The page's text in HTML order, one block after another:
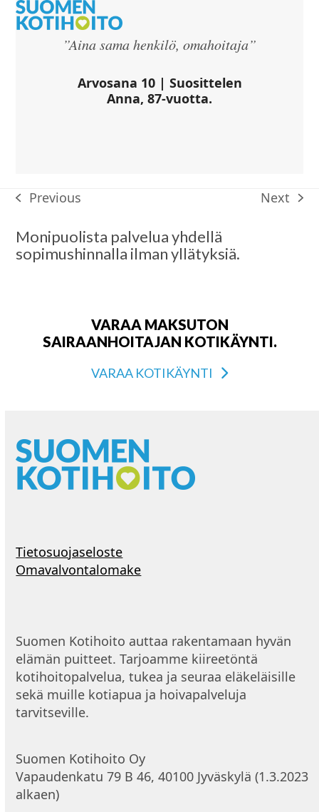
SkipOpen
mobile
Close
mobile
”Aina sama henkilö, omahoitaja”
Arvosana 10 | Suosittelen
Anna, 87-vuotta.
previous
Previous
next
Next
Monipuolista palvelua yhdellä
sopimushinnalla ilman yllätyksiä.
VARAA MAKSUTON
SAIRAANHOITAJAN KOTIKÄYNTI.
VARAA KOTIKÄYNTI
Tietosuojaseloste
Omavalvontalomake
Suomen Kotihoito auttaa rakentamaan hyvän
elämän puitteet. Tarjoamme kiireetöntä
kotihoitopalvelua, tukea ja seuraa eläkeläisille
sekä muille kotiapua ja hoivapalveluja
tarvitseville.
Suomen Kotihoito Oy
Vapaudenkatu 79 B 46, 40100 Jyväskylä (1.3.2023
alkaen)